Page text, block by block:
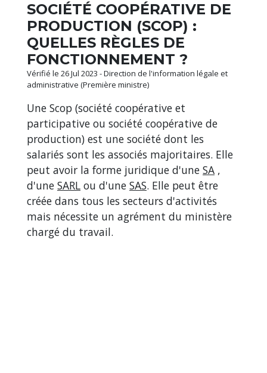
SOCIÉTÉ COOPÉRATIVE DE
PRODUCTION (SCOP) :
QUELLES RÈGLES DE
FONCTIONNEMENT ?
Vérifié le 26 Jul 2023 - Direction de l'information légale et
administrative (Première ministre)
Une Scop (société coopérative et
participative ou société coopérative de
production) est une société dont les
salariés sont les associés majoritaires. Elle
peut avoir la forme juridique d'une SA ,
d'une SARL ou d'une SAS. Elle peut être
créée dans tous les secteurs d'activités
mais nécessite un agrément du ministère
chargé du travail.